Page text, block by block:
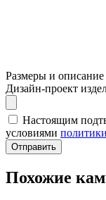
Размеры и описание
Дизайн-проект
Настоящим
условиями
Отправить
Похожие